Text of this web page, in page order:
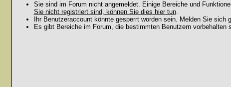
Sie sind im Forum nicht angemeldet. Einige Bereiche und
Sie nicht registriert sind, können Sie dies hier tun.
Ihr Benutzeraccount könnte gesperrt worden sein. Melden Sie
Es gibt Bereiche im Forum, die bestimmten Benutzern